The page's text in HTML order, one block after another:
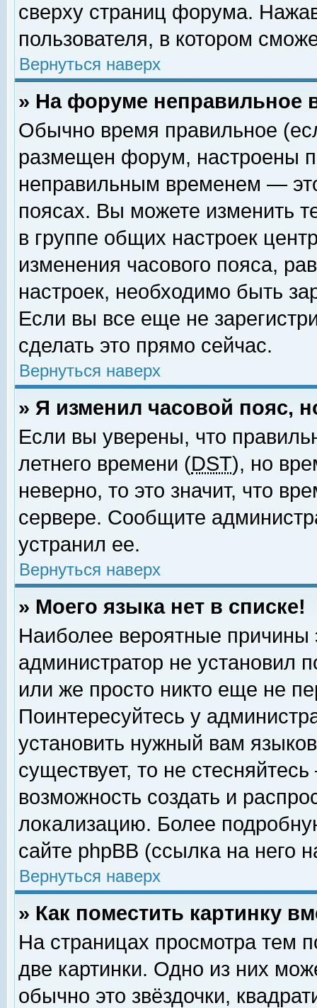
сверху страниц форума.
пользователя, в котором
Вернуться наверх
» На форуме неправильное
Обычно время правильное
размещен форум, настроены
неправильным временем —
поясах. Вы можете изменить
в группе общих настроек
изменения часового пояса,
настроек, необходимо быть
Если вы все еще не
сделать это прямо сейчас.
Вернуться наверх
» Я изменил часовой пояс,
Если вы уверены, что
летнего времени (DST), но
неверно, то это значит, что
сервере. Сообщите
устранил ее.
Вернуться наверх
» Моего языка нет в списке!
Наиболее вероятные причины
администратор не установил
или же просто никто еще не
Поинтересуйтесь у
установить нужный вам
существует, то не
возможность создать и
локализацию. Более
сайте phpBB (ссылка на него
Вернуться наверх
» Как поместить картинку
На страницах просмотра тем
две картинки. Одно из них
обычно это звёздочки,